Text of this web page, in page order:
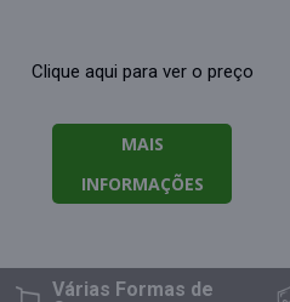
Clique aqui para ver o preço
MAIS
INFORMAÇÕES
Várias Formasde